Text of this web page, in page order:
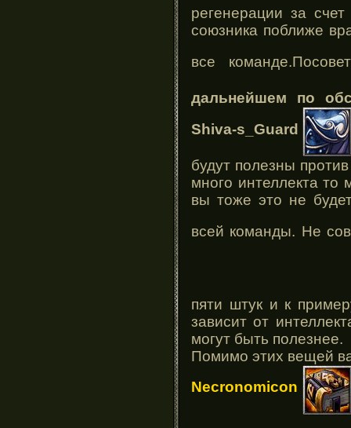
регенерации за
союзника поближе
все
дальнейшем по
Shiva-s_Guard
будут полезны
много интеллекта
вы тоже это не
всей команды. Не
пяти штук и к
зависит от
могут быть полезнее.
Помимо этих вещей
Necronomicon